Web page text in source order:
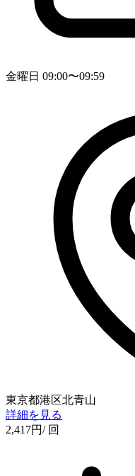
金曜日 09:00〜09:59
東京都港区北青山
詳細を見る
2,417円/ 回